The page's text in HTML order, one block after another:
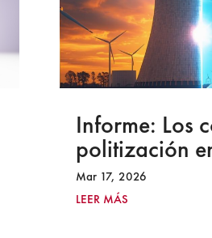
Informe: Los
politización
Mar 17, 2026
LEER MÁS